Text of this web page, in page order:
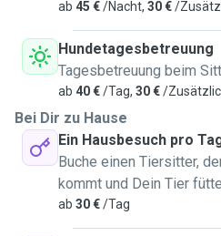
sein :) Egal ob junge oder alte,
sind bei uns Willkommen.
Katzen würden wir lieber
machen.
Zu unserer Wohnung. Wir haben
Räume sind schön groß
direkt nebenan einen schönen
See um da schöne
Wald ist es nicht weit.
ab 45 €/Nacht, 30 €/
Hundetagesbetreuung
Tagesbetreuung beim
ab 40 €/Tag, 30 €/
Bei Dir zu Hause
Ein Hausbesuch pro
Buche einen Tiersitter,
kommt und Dein Tier
ab 30 €/Tag